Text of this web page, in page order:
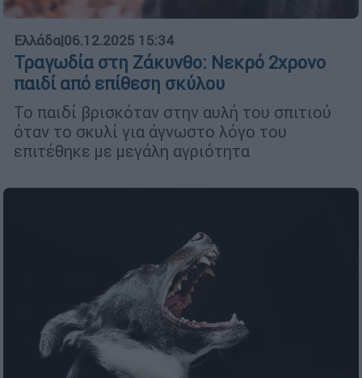
Ελλάδα|06.12.2025 15:34
Τραγωδία στη Ζάκυνθο: Νεκρό 2χρονο
παιδί από επίθεση σκύλου
Το παιδί βρισκόταν στην αυλή του σπιτιού
όταν το σκυλί για άγνωστο λόγο του
επιτέθηκε με μεγάλη αγριότητα